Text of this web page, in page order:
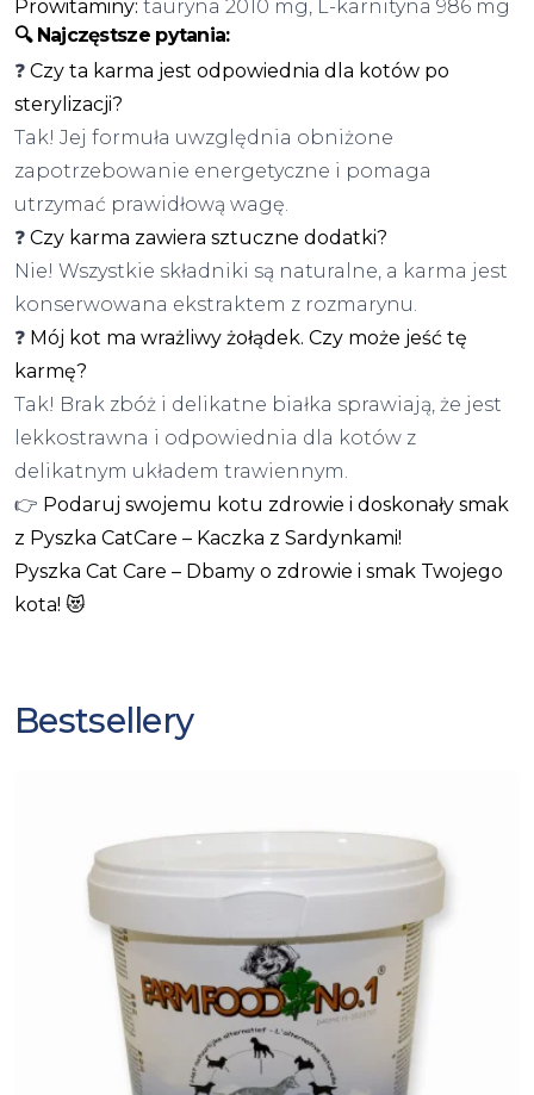
Prowitaminy: tauryna 2010 mg, L-karnityna 986 mg
🔍 Najczęstsze pytania:
❓ Czy ta karma jest odpowiednia dla kotów po
sterylizacji?
Tak! Jej formuła uwzględnia obniżone
zapotrzebowanie energetyczne i pomaga
utrzymać prawidłową wagę.
❓ Czy karma zawiera sztuczne dodatki?
Nie! Wszystkie składniki są naturalne, a karma jest
konserwowana ekstraktem z rozmarynu.
❓ Mój kot ma wrażliwy żołądek. Czy może jeść tę
karmę?
Tak! Brak zbóż i delikatne białka sprawiają, że jest
lekkostrawna i odpowiednia dla kotów z
delikatnym układem trawiennym.
👉 Podaruj swojemu kotu zdrowie i doskonały smak
z Pyszka CatCare – Kaczka z Sardynkami!
Pyszka Cat Care – Dbamy o zdrowie i smak Twojego
kota! 😻
Bestsellery